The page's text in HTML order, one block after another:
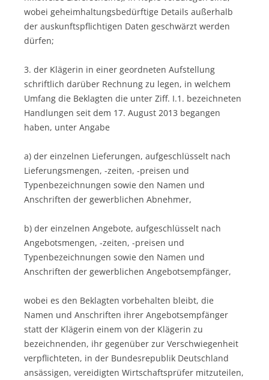
wobei geheimhaltungsbedürftige Details außerhalb
der auskunftspflichtigen Daten geschwärzt werden
dürfen;
3. der Klägerin in einer geordneten Aufstellung
schriftlich darüber Rechnung zu legen, in welchem
Umfang die Beklagten die unter Ziff. I.1. bezeichneten
Handlungen seit dem 17. August 2013 begangen
haben, unter Angabe
a) der einzelnen Lieferungen, aufgeschlüsselt nach
Lieferungsmengen, -zeiten, -preisen und
Typenbezeichnungen sowie den Namen und
Anschriften der gewerblichen Abnehmer,
b) der einzelnen Angebote, aufgeschlüsselt nach
Angebotsmengen, -zeiten, -preisen und
Typenbezeichnungen sowie den Namen und
Anschriften der gewerblichen Angebotsempfänger,
wobei es den Beklagten vorbehalten bleibt, die
Namen und Anschriften ihrer Angebotsempfänger
statt der Klägerin einem von der Klägerin zu
bezeichnenden, ihr gegenüber zur Verschwiegenheit
verpflichteten, in der Bundesrepublik Deutschland
ansässigen, vereidigten Wirtschaftsprüfer mitzuteilen,